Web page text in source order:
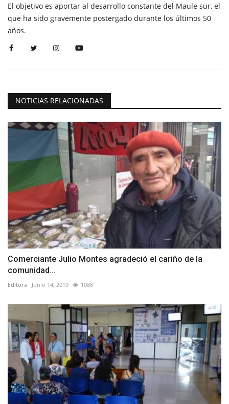
El objetivo es aportar al desarrollo constante del Maule sur, el
que ha sido gravemente postergado durante los últimos 50
años.
NOTICIAS RELACIONADAS
Comerciante Julio Montes agradeció el cariño de la
comunidad...
Editora Junio 14, 2019 1088